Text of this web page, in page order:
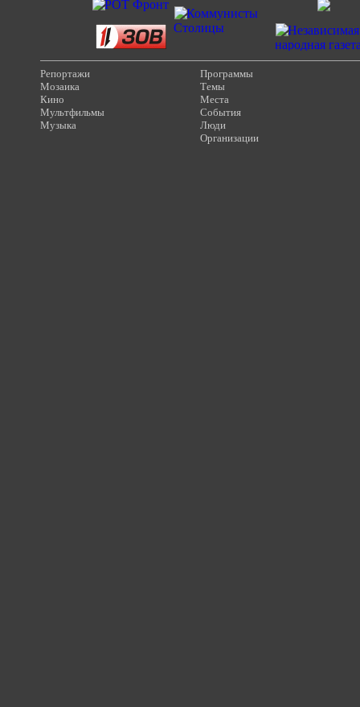
Репортажи
Мозаика
Кино
Мультфильмы
Музыка
Программы
Темы
Места
События
Люди
Организации